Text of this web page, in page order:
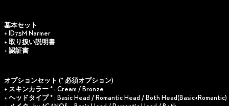
基本セット
+ ID75M Narmer
+ 取り扱い説明書
+ 認証書
オプションセット (* 必須オプション)
+ スキンカラー * : Cream / Bronze
+ ヘッドタイプ * : Basic Head / Romantic Head / Both Head(Basic+Romantic)